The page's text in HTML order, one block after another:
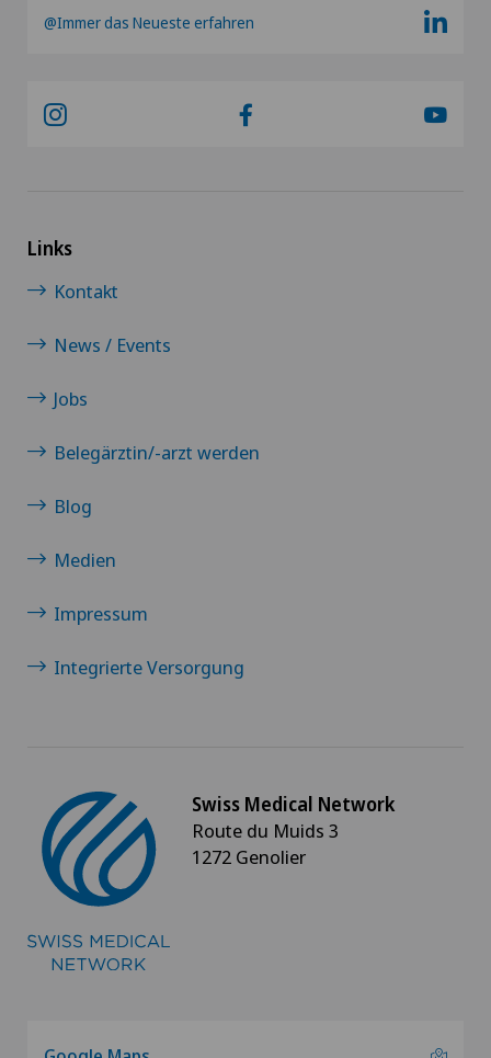
@Immer das Neueste erfahren
Links
Kontakt
News / Events
Jobs
Belegärztin/-arzt werden
Blog
Medien
Impressum
Integrierte Versorgung
Swiss Medical Network
Route du Muids 3
1272 Genolier